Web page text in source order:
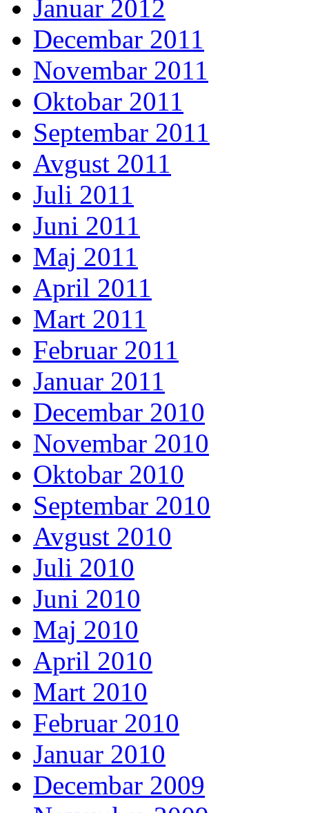
Januar 2012
Decembar 2011
Novembar 2011
Oktobar 2011
Septembar 2011
Avgust 2011
Juli 2011
Juni 2011
Maj 2011
April 2011
Mart 2011
Februar 2011
Januar 2011
Decembar 2010
Novembar 2010
Oktobar 2010
Septembar 2010
Avgust 2010
Juli 2010
Juni 2010
Maj 2010
April 2010
Mart 2010
Februar 2010
Januar 2010
Decembar 2009